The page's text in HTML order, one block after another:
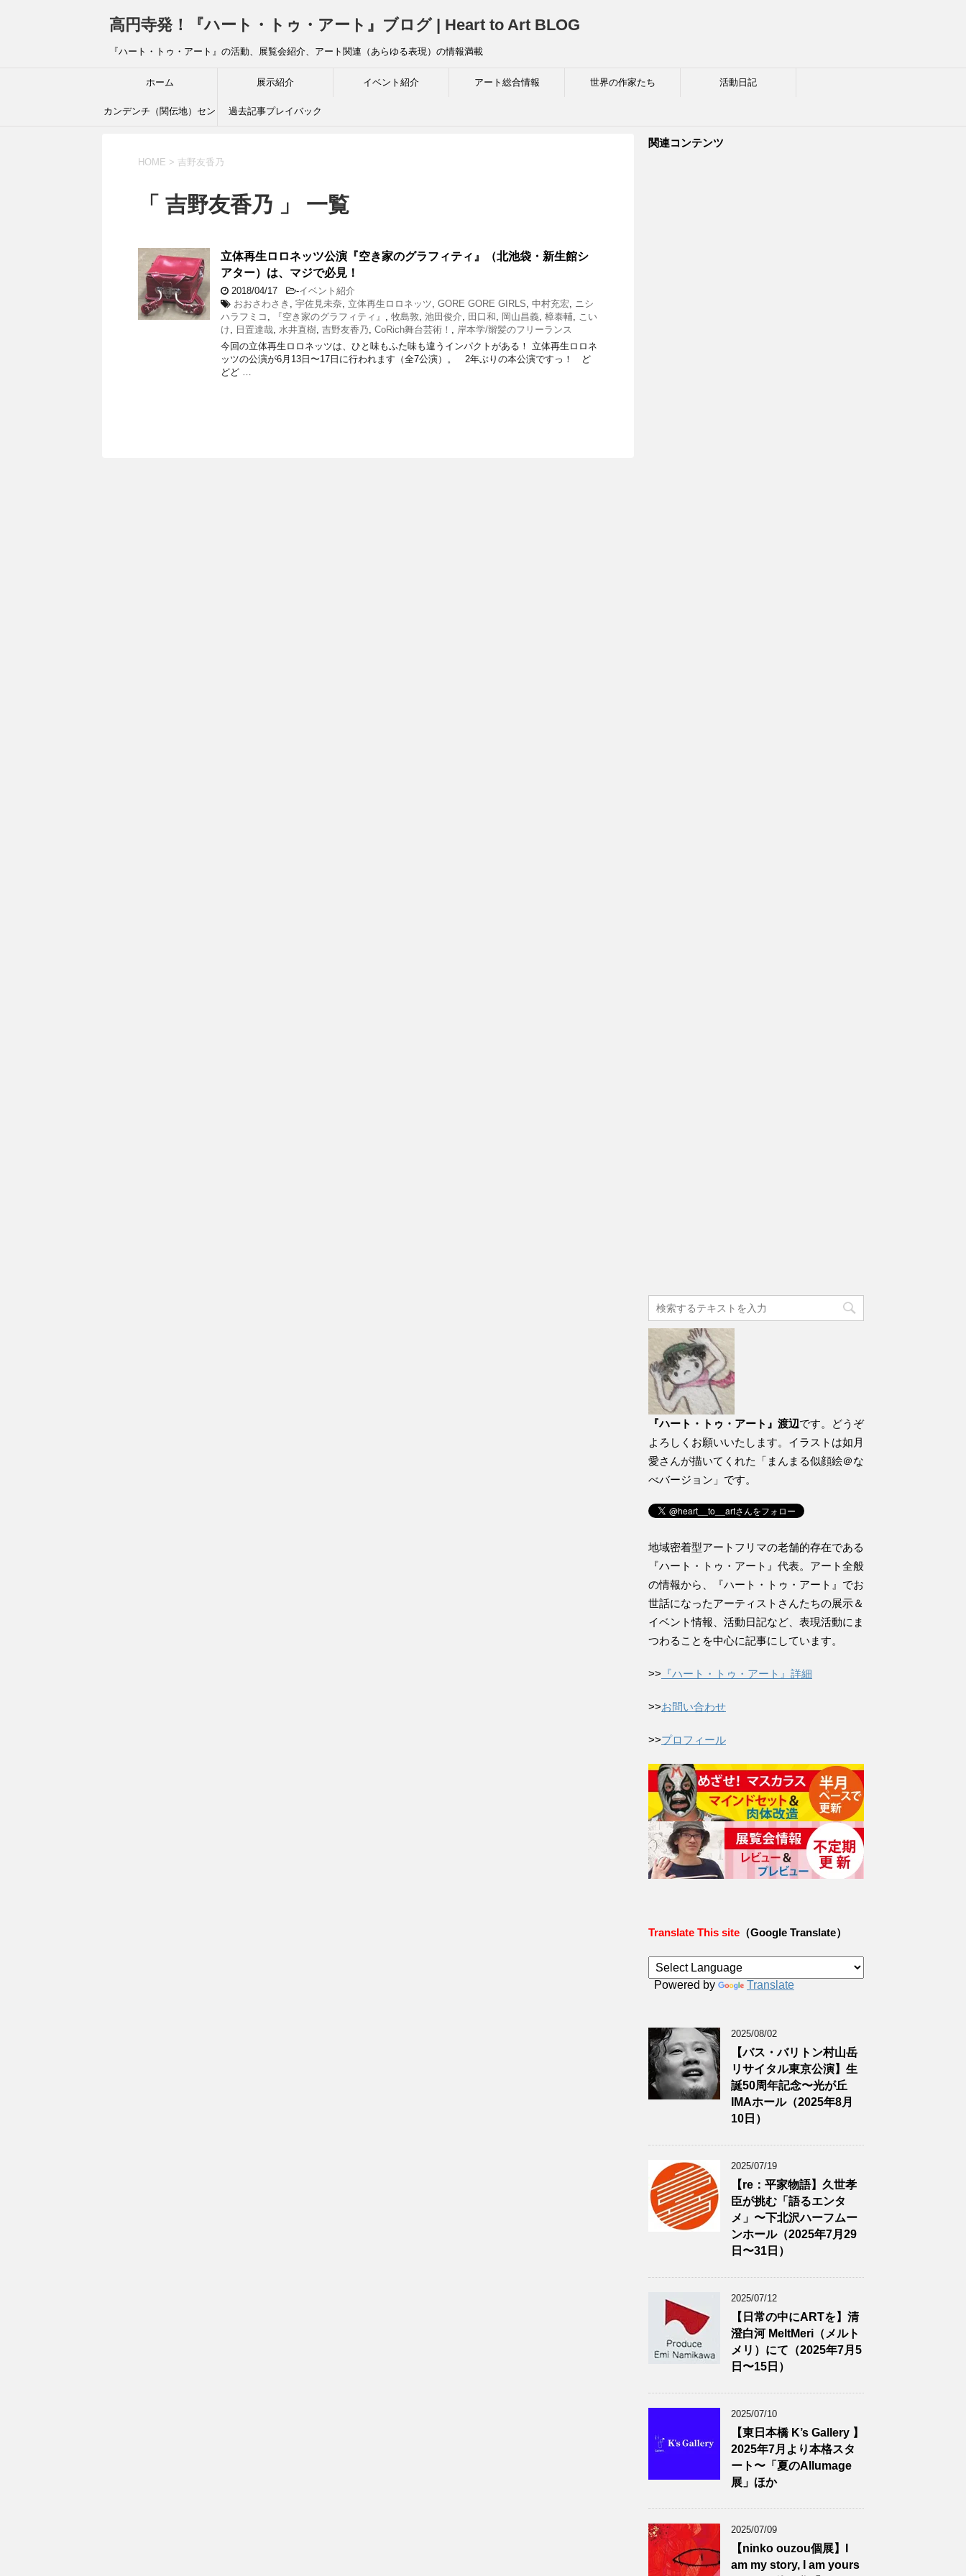
高円寺発！『ハート・トゥ・アート』ブログ | Heart to Art BLOG
『ハート・トゥ・アート』の活動、展覧会紹介、アート関連（あらゆる表現）の情報満載
ホーム 展示紹介 イベント紹介 アート総合情報 世界の作家たち 活動日記
カンデンチ（関伝地）セン 過去記事プレイバック
HOME > 吉野友香乃
「 吉野友香乃 」 一覧
立体再生ロロネッツ公演『空き家のグラフィティ』（北池袋・新生館シ
アター）は、マジで必見！
2018/04/17 -イベント紹介
おおさわさき , 宇佐見未奈, 立体再生ロロネッツ, GORE GORE GIRLS, 中村充宏, ニシ
ハラフミコ , 『空き家のグラフィティ』 , 牧島敦, 池田俊介, 田口和, 岡山昌義, 樟泰輔, こい
け, 日置達哉, 水井直樹, 吉野友香乃, CoRich舞台芸術！ , 岸本学/辮髪のフリーランス
今回の立体再生ロロネッツは、ひと味もふた味も違うインパクトがある！ 立体再生ロロネ
ッツの公演が6月13日〜17日に行われます（全7公演）。 2年ぶりの本公演ですっ！ ど
どど …
関連コンテンツ
『ハート・トゥ・アート』渡辺です。どうぞ
よろしくお願いいたします。イラストは如月
愛さんが描いてくれた「まんまる似顔絵＠な
べバージョン」です。
地域密着型アートフリマの老舗的存在である
『ハート・トゥ・アート』代表。アート全般
の情報から、『ハート・トゥ・アート』でお
世話になったアーティストさんたちの展示＆
イベント情報、活動日記など、表現活動にま
つわることを中心に記事にしています。
>> 『ハート・トゥ・アート』詳細
>>お問い合わせ
>>プロフィール
Translate This site （Google Translate）
Powered by Translate
2025/08/02
【バス・バリトン村山岳
リサイタル東京公演】生
誕50周年記念〜光が丘
IMAホール（2025年8月
10日）
2025/07/19
【re：平家物語】久世孝
臣が挑む「語るエンタ
メ」〜下北沢ハーフムー
ンホール（2025年7月29
日〜31日）
2025/07/12
【日常の中にARTを】清
澄白河 MeltMeri（メルト
メリ）にて（2025年7月5
日〜15日）
2025/07/10
【東日本橋 K’s Gallery 】
2025年7月より本格スタ
ート〜「夏のAllumage
展」ほか
2025/07/09
【ninko ouzou個展】I
am my story, I am yours